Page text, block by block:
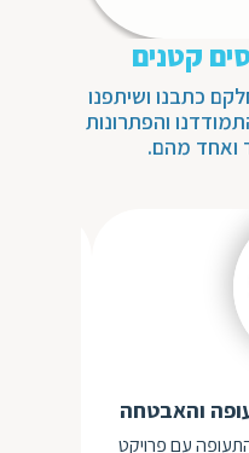
קטנים
כתבנו ושיתפנו
והפתרונות
ואחד מהם.
והאבטחה
עם פרויקט